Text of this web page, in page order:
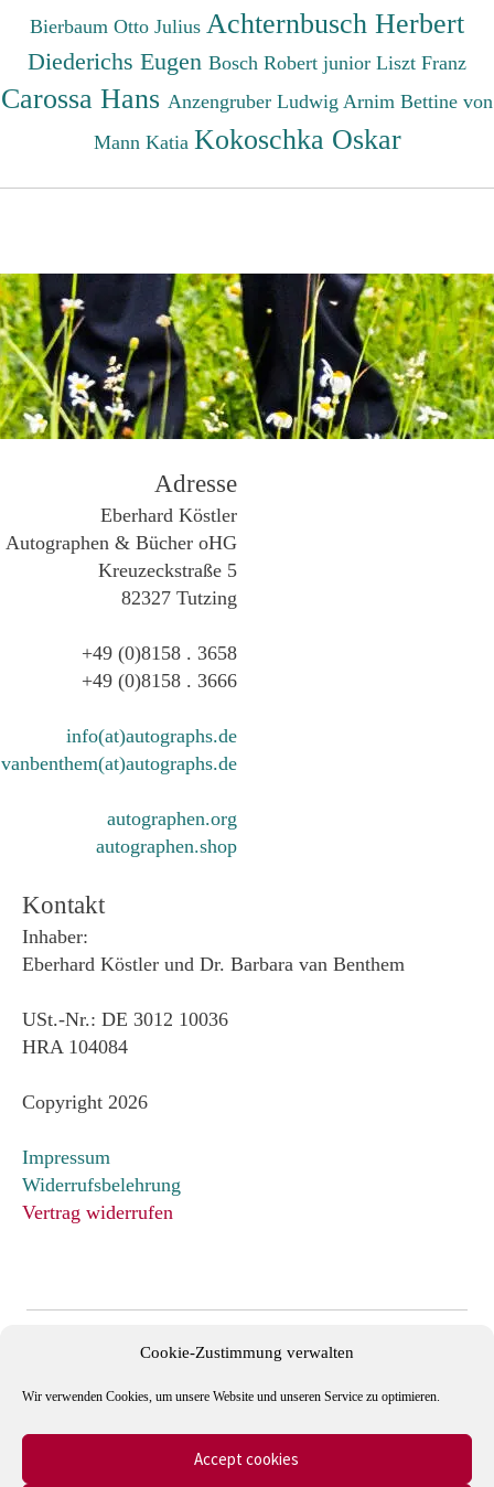
Cookie-Zustimmung verwalten
Wir verwenden Cookies, um unsere Website und unseren Service zu optimieren.
Accept cookies
Bierbaum Otto Julius Achternbusch Herbert
Diederichs Eugen Bosch Robert junior Liszt Franz
Carossa Hans Anzengruber Ludwig Arnim Bettine von
Mann Katia Kokoschka Oskar
Adresse
Eberhard Köstler
Autographen & Bücher oHG
Kreuzeckstraße 5
82327 Tutzing
+49 (0)8158 . 3658
+49 (0)8158 . 3666
info(at)autographs.de
vanbenthem(at)autographs.de
autographen.org
autographen.shop
Kontakt
Inhaber:
Eberhard Köstler und Dr. Barbara van Benthem
USt.-Nr.: DE 3012 10036
HRA 104084
Copyright 2026
Impressum
Widerrufsbelehrung
Vertrag widerrufen